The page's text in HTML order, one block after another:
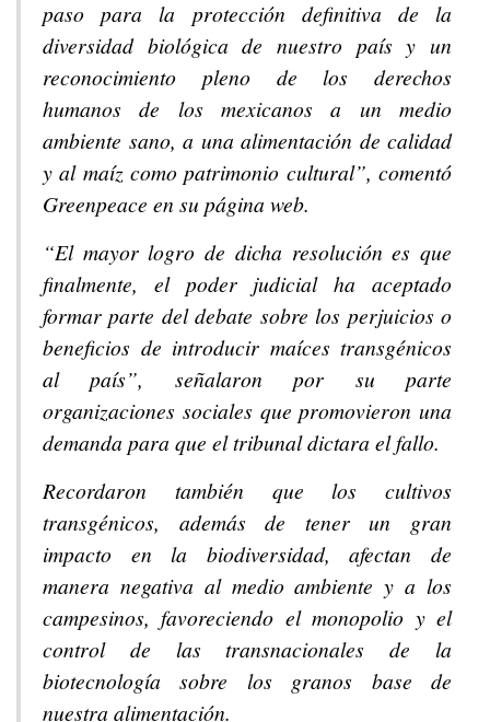
paso para la protección definitiva de la
diversidad biológica de nuestro país y un
reconocimiento pleno de los derechos
humanos de los mexicanos a un medio
ambiente sano, a una alimentación de calidad
y al maíz como patrimonio cultural”, comentó
Greenpeace en su página web.
“El mayor logro de dicha resolución es que
finalmente, el poder judicial ha aceptado
formar parte del debate sobre los perjuicios o
beneficios de introducir maíces transgénicos
al país”, señalaron por su parte
organizaciones sociales que promovieron una
demanda para que el tribunal dictara el fallo.
Recordaron también que los cultivos
transgénicos, además de tener un gran
impacto en la biodiversidad, afectan de
manera negativa al medio ambiente y a los
campesinos, favoreciendo el monopolio y el
control de las transnacionales de la
biotecnología sobre los granos base de
nuestra alimentación.